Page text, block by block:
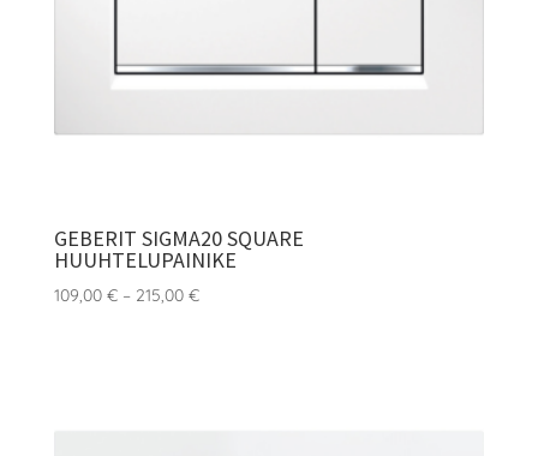
GEBERIT SIGMA20 SQUARE
HUUHTELUPAINIKE
109,00 € – 215,00 €Hintaluokka: